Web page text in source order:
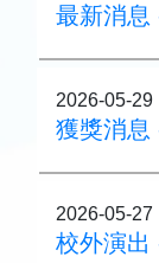
2026-05-29
2026-05-27
校外演出